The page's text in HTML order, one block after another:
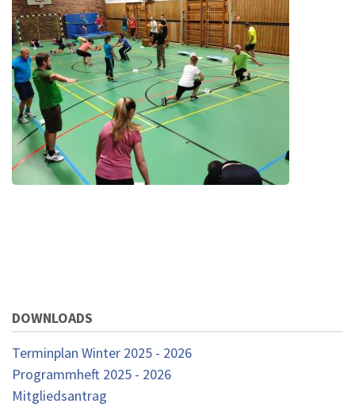
DOWNLOADS
Terminplan Winter 2025 - 2026
Programmheft 2025 - 2026
Mitgliedsantrag